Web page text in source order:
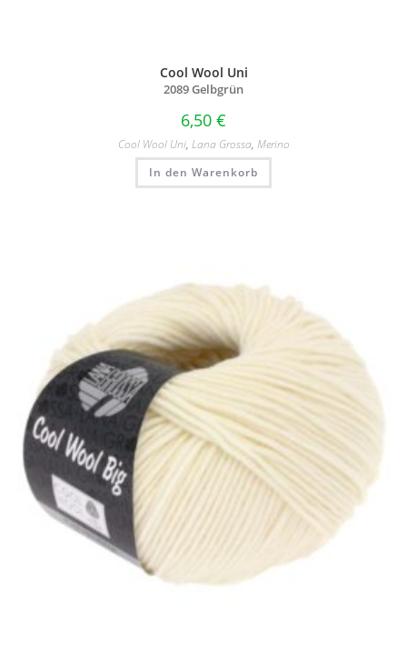
Cool Wool Uni
2089 Gelbgrün
6,50 €
Cool Wool Uni, Lana Grossa, Merino
In den Warenkorb